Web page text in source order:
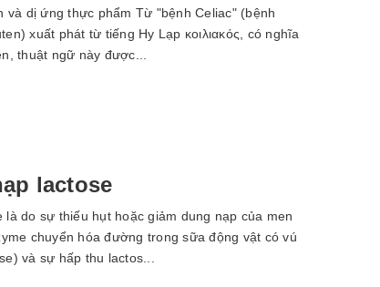
và dị ứng thực phẩm Từ "bệnh Celiac" (bệnh
xuất phát từ tiếng Hy Lạp κοιλιακός, có nghĩa
thuật ngữ này được...
lactose
là do sự thiếu hụt hoặc giảm dung nạp của men
chuyển hóa đường trong sữa động vật có vú
và sự hấp thu lactos...